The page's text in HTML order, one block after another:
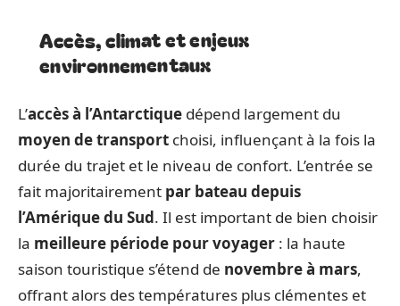
Accès, climat et enjeux
environnementaux
L’accès à l’Antarctique dépend largement du
moyen de transport choisi, influençant à la fois la
durée du trajet et le niveau de confort. L’entrée se
fait majoritairement par bateau depuis
l’Amérique du Sud. Il est important de bien choisir
la meilleure période pour voyager : la haute
saison touristique s’étend de novembre à mars,
offrant alors des températures plus clémentes et